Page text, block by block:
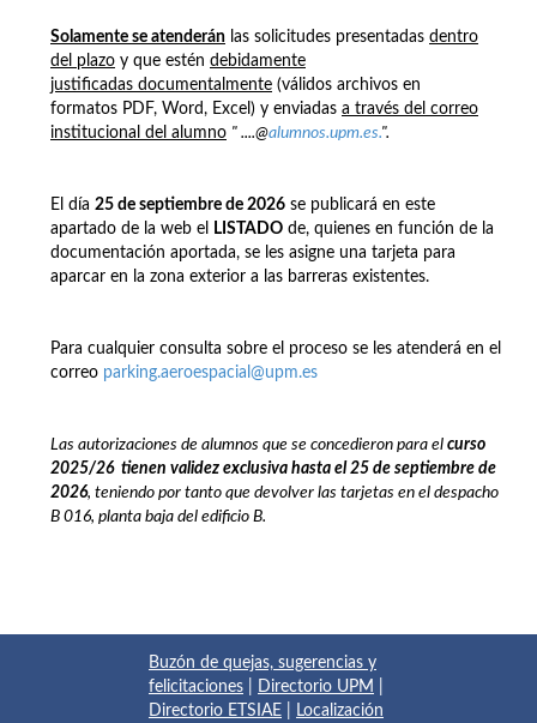
Solamente se atenderán las solicitudes presentadas dentro
del plazo y que estén debidamente
justificadas documentalmente (válidos archivos en
formatos PDF, Word, Excel) y enviadas a través del correo
institucional del alumno " ....@alumnos.upm.es.".
El día 25 de septiembre de 2026 se publicará en este
apartado de la web el
LISTADO de, quienes en función de la
documentación aportada, se les asigne una tarjeta para
aparcar en la zona exterior a las barreras existentes.
Para cualquier consulta sobre el proceso se les atenderá en el
correo parking.aeroespacial@upm.es
Las autorizaciones de alumnos que se concedieron para el curso
2025/26 tienen validez exclusiva hasta el 25 de septiembre de
2026, teniendo por tanto que devolver las tarjetas en el despacho
B 016, planta baja del edificio B.
Buzón de quejas, sugerencias y
felicitaciones
Directorio UPM
Directorio ETSIAE
Localización